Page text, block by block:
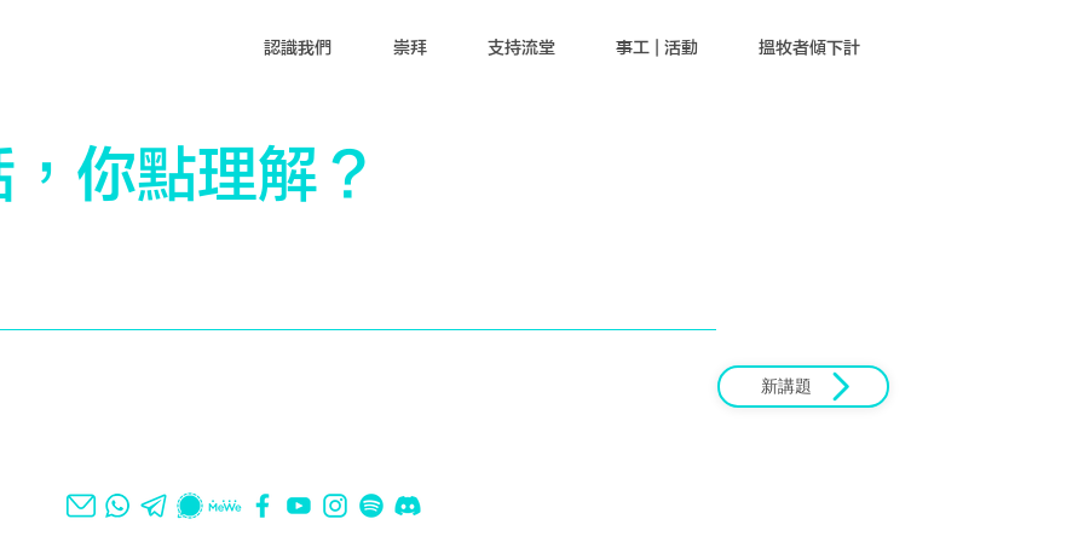
認識我們 崇拜 支持流堂 事工 | 活動 搵牧者傾下計
你點理解？
新講題